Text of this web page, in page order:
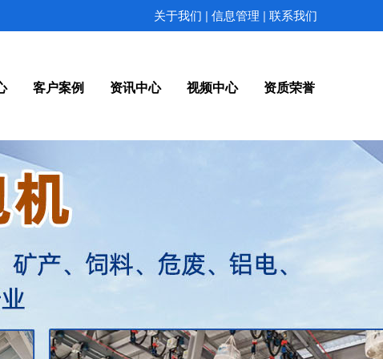
关于我们 | 信息管理 | 联系我们
客户案例 资讯中心 视频中心 资质荣誉